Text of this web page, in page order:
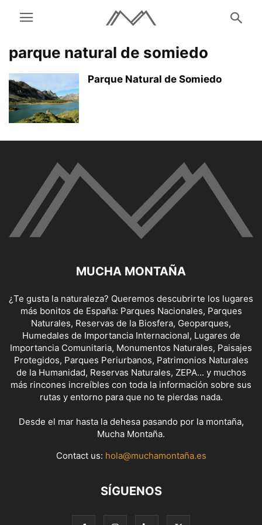
parque natural de somiedo
Parque Natural de Somiedo
MUCHA MONTAÑA
¿Te gusta la naturaleza? Queremos descubrirte los lugares
más bonitos de España: Parques Nacionales, Parques
Naturales, Reservas de la Biosfera, Geoparques,
Humedales de Importancia Internacional, Lugares de
Importancia Comunitaria, Monumentos Naturales, Paisajes
Protegidos, Parques Periurbanos, Patrimonios Naturales
de la Humanidad, Reservas Naturales, ZEPA... y muchos
más rincones increíbles con toda la información sobre sus
rutas y entorno para que no te pierdas nada.
Desde el mar hasta la dehesa pasando por la montaña,
Mucha Montaña.
Contact us: hola@muchamontaña.es
SÍGUENOS